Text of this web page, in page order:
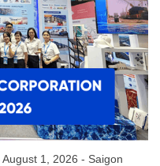
1, 2026 - Saigon